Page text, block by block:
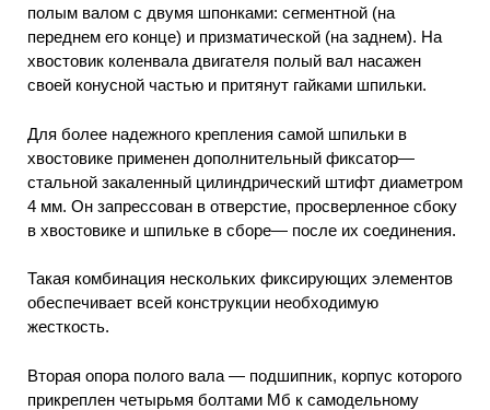
полым валом с двумя шпонками: сегментной (на
переднем его конце) и призматической (на заднем). На
хвостовик коленвала двигателя полый вал насажен
своей конусной частью и притянут гайками шпильки.
Для более надежного крепления самой шпильки в
хвостовике применен дополнительный фиксатор—
стальной закаленный цилиндрический штифт диаметром
4 мм. Он запрессован в отверстие, просверленное сбоку
в хвостовике и шпильке в сборе— после их соединения.
Такая комбинация нескольких фиксирующих элементов
обеспечивает всей конструкции необходимую
жесткость.
Вторая опора полого вала — подшипник, корпус которого
прикреплен четырьмя болтами Мб к самодельному